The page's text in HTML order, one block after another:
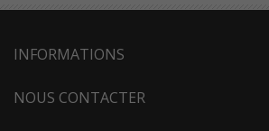
INFORMATIONS
NOUS CONTACTER